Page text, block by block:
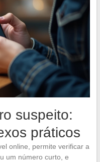
suspeito:
práticos
online, permite verificar a
um número curto, e